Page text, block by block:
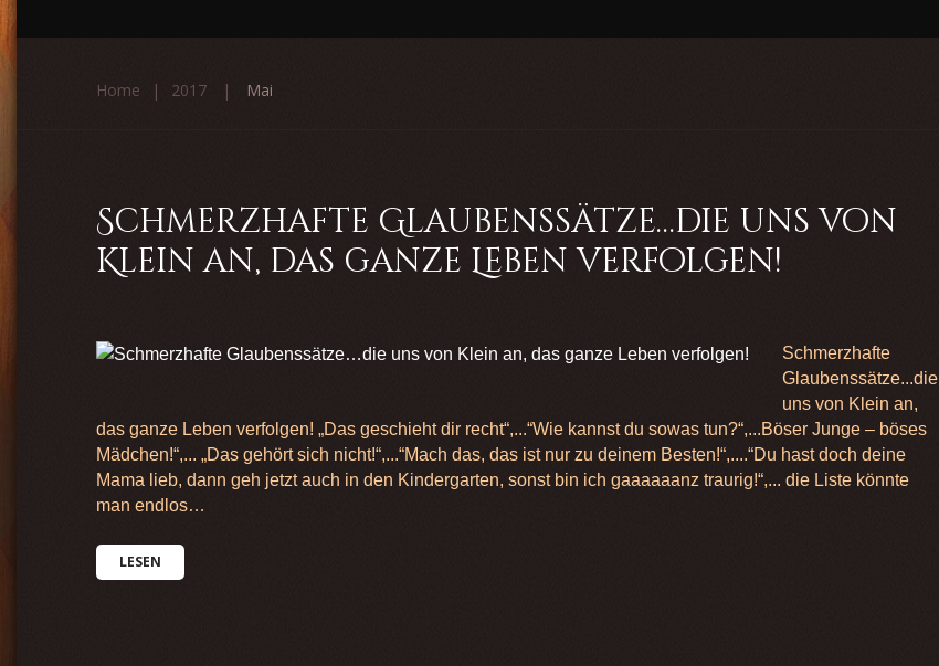
Home 2017 Mai
Schmerzhafte Glaubenssätze…die uns von
Klein an, das ganze Leben verfolgen!
Schmerzhafte
Glaubenssätze...die
uns von Klein an,
das ganze Leben verfolgen! „Das geschieht dir recht“,...“Wie kannst du sowas tun?“,...Böser Junge – böses
Mädchen!“,... „Das gehört sich nicht!“,...“Mach das, das ist nur zu deinem Besten!“,....“Du hast doch deine
Mama lieb, dann geh jetzt auch in den Kindergarten, sonst bin ich gaaaaaanz traurig!“,... die Liste könnte
man endlos…
LESEN